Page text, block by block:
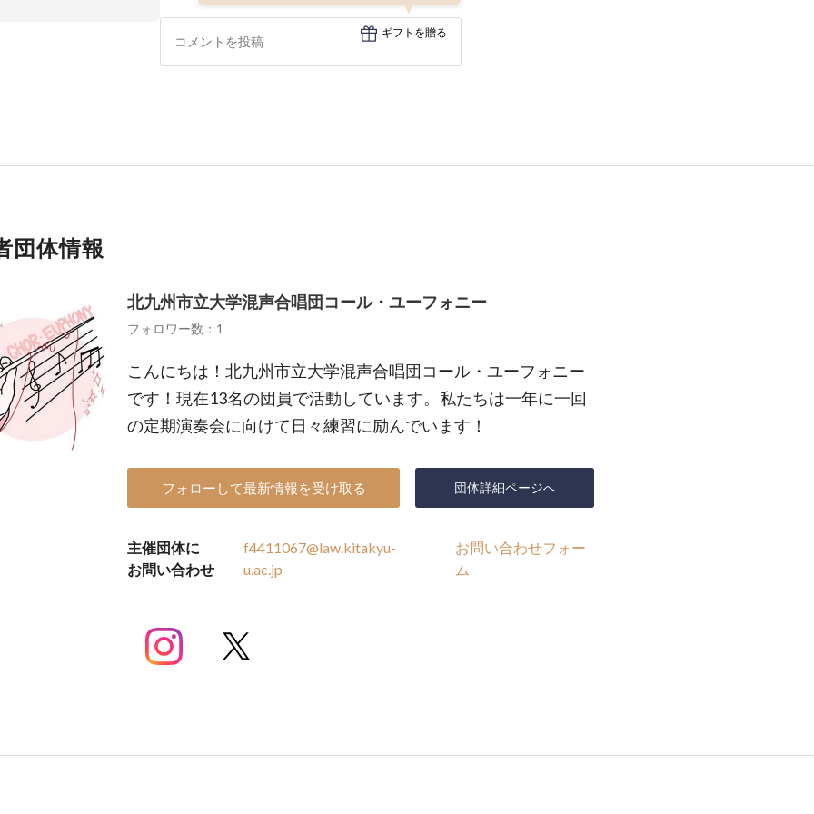
ギフトを贈る
団体情報
北九州市立大学混声合唱団コール・ユーフォニー
フォロワー数：1
こんにちは！北九州市立大学混声合唱団コール・ユーフォニー
です！現在13名の団員で活動しています。私たちは一年に一回
の定期演奏会に向けて日々練習に励んでいます！
フォローして最新情報を受け取る 団体詳細ページへ
主催団体に
お問い合わせ
f4411067@law.kitakyu-
u.ac.jp
お問い合わせフォー
ム